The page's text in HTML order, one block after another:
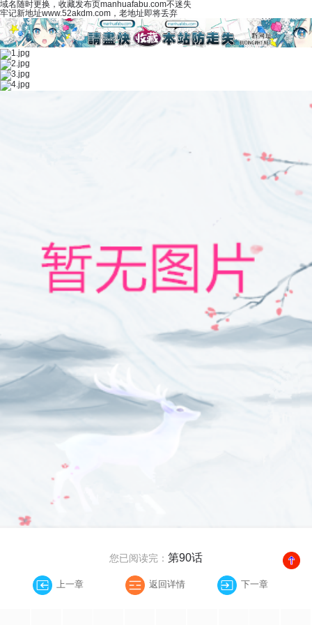
域名随时更换，收藏发布页manhuafabu.com不迷失
牢记新地址www.52akdm.com，老地址即将丢弃
您已阅读完： 第90话
上一章 返回详情 下一章